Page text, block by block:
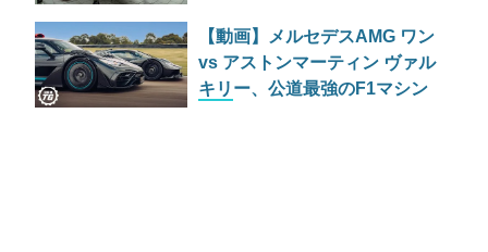
億円）の価値へ
【動画】メルセデスAMG ワン
vs アストンマーティン ヴァル
キリー、公道最強のF1マシン